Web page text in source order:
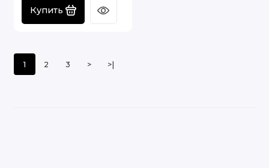
Купить
1 2 3 > >|